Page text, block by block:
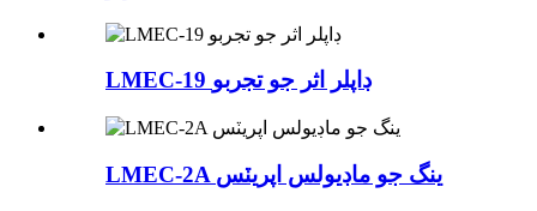
LMEC-19 ڊاپلر اثر جو تجربو
LMEC-2A ينگ جو ماڊيولس اپريٽس